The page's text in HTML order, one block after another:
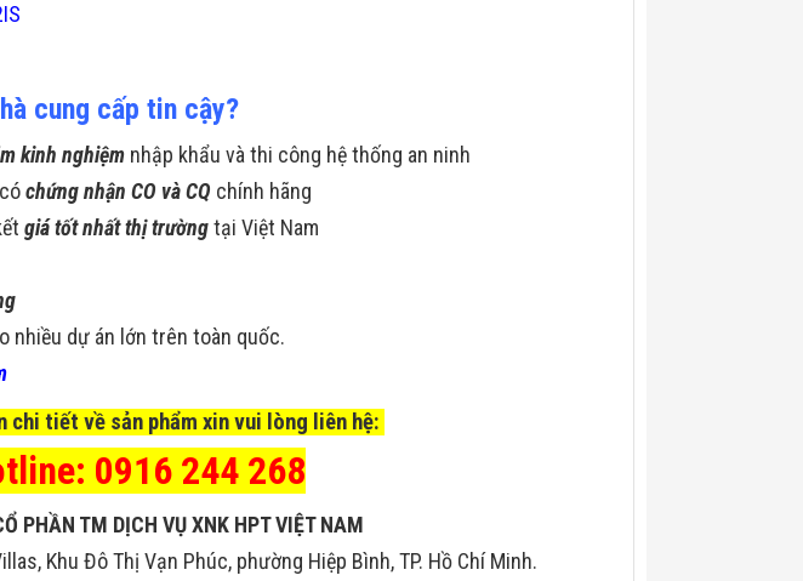
cung cấp tin cậy?
kinh nghiệm nhập khẩu và thi công hệ thống an ninh
chứng nhận CO và CQ chính hãng
giá tốt nhất thị trườngtại Việt Nam
nhiều dự án lớn trên toàn quốc.
chi tiết về sản phẩm xin vui lòng liên hệ:
0916 244 268
PHẦN TM DỊCH VỤ XNK HPT VIỆT NAM
Khu Đô Thị Vạn Phúc, phường Hiệp Bình, TP. Hồ Chí Minh.